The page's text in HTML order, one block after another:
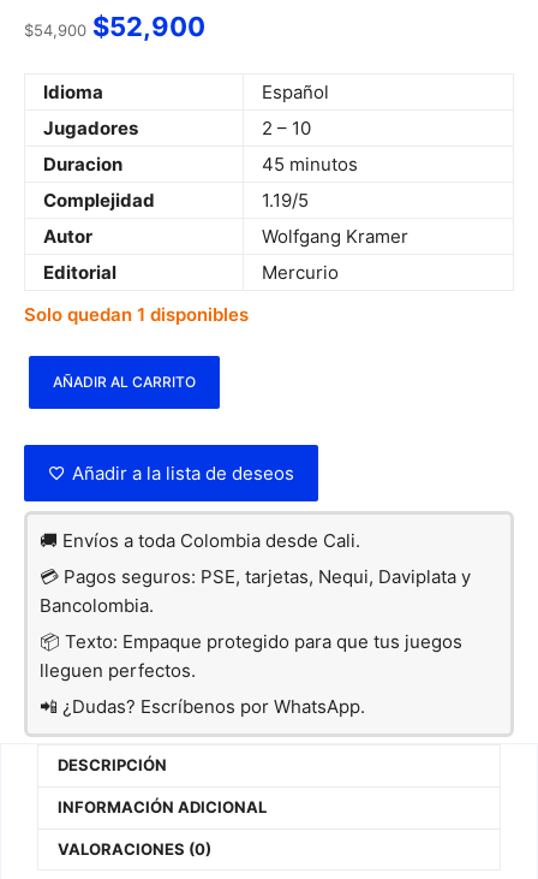
$54,900 $52,900
Idioma
Español
Jugadores
2 – 10
Duracion
45 minutos
Complejidad
1.19/5
Autor
Wolfgang Kramer
Editorial
Mercurio
Solo quedan 1 disponibles
AÑADIR AL CARRITO
Añadir a la lista de deseos
🚚 Envíos a toda Colombia desde Cali.
💳 Pagos seguros: PSE, tarjetas, Nequi, Daviplata y
Bancolombia.
📦 Texto: Empaque protegido para que tus juegos
lleguen perfectos.
📲 ¿Dudas? Escríbenos por WhatsApp.
DESCRIPCIÓN
INFORMACIÓN ADICIONAL
VALORACIONES (0)